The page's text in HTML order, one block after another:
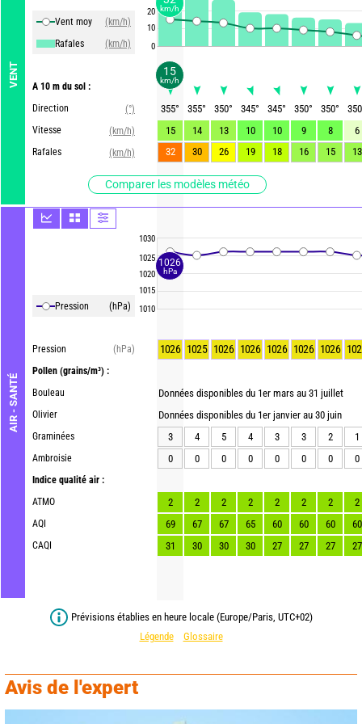
VENT
Vent moy
(km/h)
Rafales
(km/h)
A 10 m du sol :
Direction
(°)
Vitesse
(km/h)
Rafales
(km/h)
Comparer les modèles météo
AIR - SANTÉ
Pression (hPa)
Pression
(hPa)
Pollen (grains/m³) :
Bouleau
Olivier
Graminées
Ambroisie
Indice qualité air :
ATMO
AQI
CAQI
20
10
0
1030
1025
1020
1015
1010
355° 355° 350° 345° 345° 350° 350°
350
15
14 13 10 10 9 8
6
32
30 26 19 18 16 15 13
1026 1025 1026 1026 1026 1026 1026
Données disponibles du 1er mars au 31 juillet
Données disponibles du 1er janvier au 30 juin
3
4 5 4 3 3 2
1
0
0 0 0 0 0 0 0
2 2 2 2 2 2 2
2
69
67 67 65 60 60 60
60
31
30 30 30 27 27 27 27
Prévisions établies en heure locale (Europe/Paris, UTC+02)
Légende
Glossaire
Avis de l'expert
15
km/h
km/h
1026
hPa